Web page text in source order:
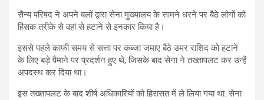
सैन्य परिषद ने अपने बलों द्वारा सेना मुख्यालय के सामने धरने पर बैठे लोगों को
हिंसक तरीके से वहां से हटाने से इनकार किया है।
इससे पहले काफी समय से सत्ता पर कब्जा जमाए बैठे उमर राशिद को हटाने
के लिए बड़े पैमाने पर प्रदर्शन हुए थे, जिसके बाद सेना ने तख्तापलट कर उन्हें
अपदस्थ कर दिया था।
इस तख्तापलट के बाद शीर्ष अधिकारियों को हिरासत में ले लिया गया था. सेना